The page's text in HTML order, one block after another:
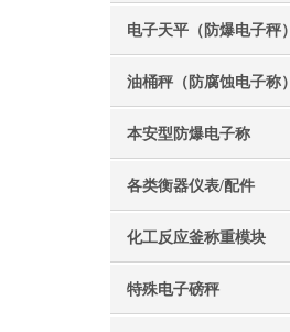
电子天平（防爆电子秤）
油桶秤（防腐蚀电子称）
本安型防爆电子称
各类衡器仪表/配件
化工反应釜称重模块
特殊电子磅秤